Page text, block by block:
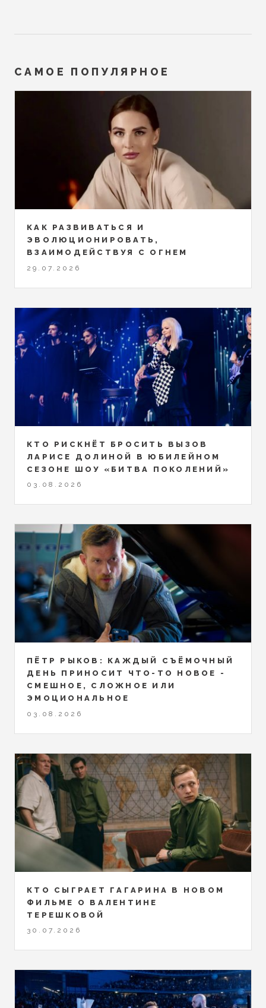
САМОЕ ПОПУЛЯРНОЕ
КАК РАЗВИВАТЬСЯ И
ЭВОЛЮЦИОНИРОВАТЬ,
ВЗАИМОДЕЙСТВУЯ С ОГНЕМ
29.07.2026
КТО РИСКНЁТ БРОСИТЬ ВЫЗОВ
ЛАРИСЕ ДОЛИНОЙ В ЮБИЛЕЙНОМ
СЕЗОНЕ ШОУ «БИТВА ПОКОЛЕНИЙ»
03.08.2026
ПЁТР РЫКОВ: КАЖДЫЙ СЪЁМОЧНЫЙ
ДЕНЬ ПРИНОСИТ ЧТО-ТО НОВОЕ -
СМЕШНОЕ, СЛОЖНОЕ ИЛИ
ЭМОЦИОНАЛЬНОЕ
03.08.2026
КТО СЫГРАЕТ ГАГАРИНА В НОВОМ
ФИЛЬМЕ О ВАЛЕНТИНЕ
ТЕРЕШКОВОЙ
30.07.2026